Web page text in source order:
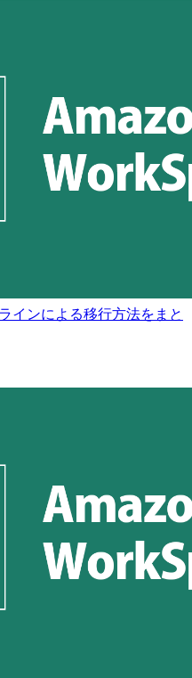
インによる移行方法をまと